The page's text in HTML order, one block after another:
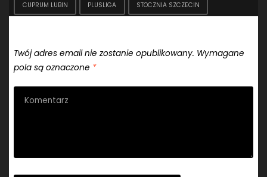
CUPRUM LUBIN PLUSLIGA STOCZNIA SZCZECIN
Twój adres email nie zostanie opublikowany. Wymagane
pola są oznaczone *